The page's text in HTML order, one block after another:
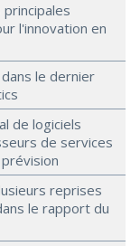
l'innovation en
le dernier
de logiciels
de services
reprises
le rapport du